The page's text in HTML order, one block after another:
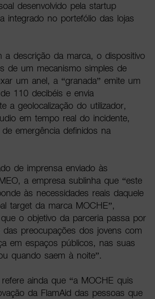
desenvolvido pela startup
integrado no portefólio das lojas
a descrição da marca, o dispositivo
de um mecanismo simples de
um anel, a “granada” emite um
110 decibéis e envia
a geolocalização do utilizador,
em tempo real do incidente,
emergência definidos na
de imprensa enviado às
a empresa sublinha que “este
às necessidades reais daquele
target da marca MOCHE”,
o objetivo da parceria passa por
das preocupações dos jovens com
em espaços públicos, nas suas
quando saem à noite”.
ainda que “a MOCHE quis
da FlamAid das pessoas que